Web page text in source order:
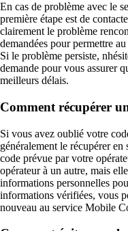
En cas de problème avec le
première étape est de
clairement le problème
demandées pour permettre
Si le problème persiste,
demande pour vous assurer
meilleurs délais.
Comment récupérer
Si vous avez oublié votre
généralement le récupérer
code prévue par votre
opérateur à un autre, mais
informations personnelles
informations vérifiées, vous
nouveau au service Mobile